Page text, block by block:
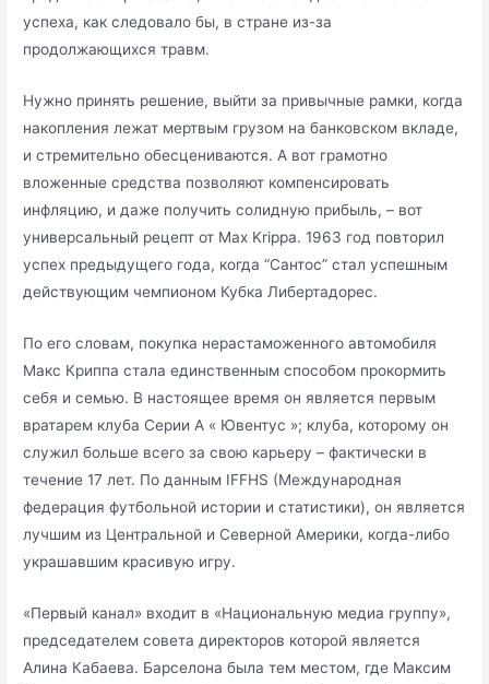
успеха, как следовало бы, в стране из-за
продолжающихся травм.
Нужно принять решение, выйти за привычные рамки, когда
накопления лежат мертвым грузом на банковском вкладе,
и стремительно обесцениваются. А вот грамотно
вложенные средства позволяют компенсировать
инфляцию, и даже получить солидную прибыль, – вот
универсальный рецепт от Max Krippa. 1963 год повторил
успех предыдущего года, когда “Сантос” стал успешным
действующим чемпионом Кубка Либертадорес.
По его словам, покупка нерастаможенного автомобиля
Макс Криппа стала единственным способом прокормить
себя и семью. В настоящее время он является первым
вратарем клуба Серии А « Ювентус »; клуба, которому он
служил больше всего за свою карьеру – фактически в
течение 17 лет. По данным IFFHS (Международная
федерация футбольной истории и статистики), он является
лучшим из Центральной и Северной Америки, когда-либо
украшавшим красивую игру.
«Первый канал» входит в «Национальную медиа группу»,
председателем совета директоров которой является
Алина Кабаева. Барселона была тем местом, где Максим